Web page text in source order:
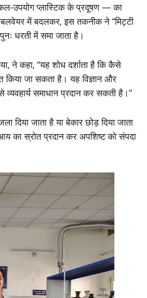
उपयोग प्लास्टिक के प्रदूषण — का
में बदलकर, इस तकनीक ने “मिट्टी
धरती में समा जाता है।
ने कहा, “यह शोध दर्शाता है कि कैसे
किया जा सकता है। यह विज्ञान और
व्यवहार्य समाधान प्रदान कर सकती है।”
दिया जाता है या बेकार छोड़ दिया जाता
का स्रोत प्रदान कर अपशिष्ट को संपदा